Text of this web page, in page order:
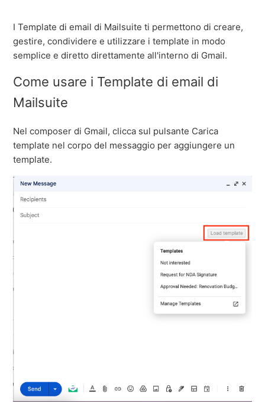
I Template di email di Mailsuite ti permettono di creare,
gestire, condividere e utilizzare i template in modo
semplice e diretto direttamente all'interno di Gmail.
Come usare i Template di email di
Mailsuite
Nel composer di Gmail, clicca sul pulsante Carica
template nel corpo del messaggio per aggiungere un
template.